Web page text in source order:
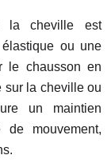
la cheville est
ou une
le chausson en
sur la cheville ou
un maintien
mouvement,